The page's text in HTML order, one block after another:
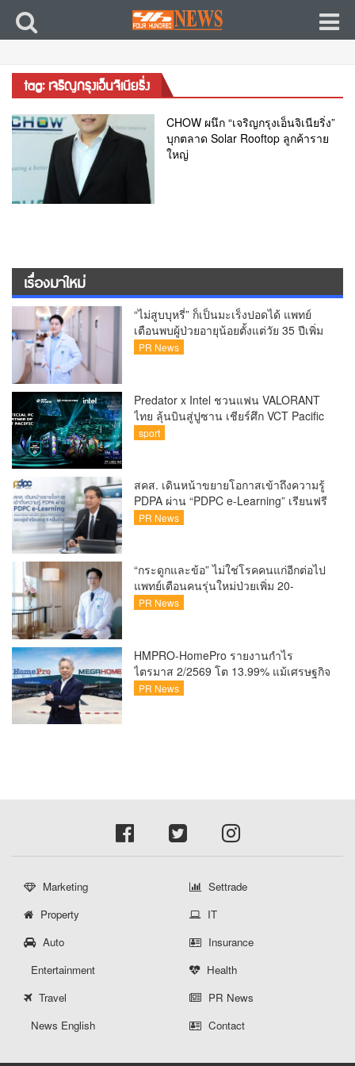
tag: เจริญกรุงเอ็นจิเนียริ่ง
CHOW ผนึก “เจริญกรุงเอ็นจิเนียริ่ง”
บุกตลาด Solar Rooftop ลูกค้าราย
ใหญ่
เรื่องมาใหม่
“ไม่สูบบุหรี่” ก็เป็นมะเร็งปอดได้ แพทย์
เตือนพบผู้ป่วยอายุน้อยตั้งแต่วัย 35 ปีเพิ่ม
ขึ้นคนไทยกว่า 70% รู้ตัวเมื่อโรคลุกลาม
PR News
Predator x Intel ชวนแฟน VALORANT
ไทย ลุ้นบินสู่ปูซาน เชียร์ศึก VCT Pacific
Finals Busan ประเทศเกาหลีใต้ Predator
สุดพิเศษตลอดทัวร์นาเมนต์
sport
สคส. เดินหน้าขยายโอกาสเข้าถึงความรู้
PDPA ผ่าน “PDPC e-Learning” เรียนฟรี
ทุกที่ ทุกเวลา พร้อมประกาศนียบัตร ต่อย
แล้ว
PR News
“กระดูกและข้อ” ไม่ใช่โรคคนแก่อีกต่อไป
แพทย์เตือนคนรุ่นใหม่ป่วยเพิ่ม 20-
30% เสี่ยง ‘ข้อเข่าเสื่อมก่อนวัย’ จาก
PR News
HMPRO-HomePro รายงานกำไร
ไตรมาส 2/2569 โต 13.99% แม้เศรษฐกิจ
ผันผวนเดินหน้าขยายสาขา เสริมพอร์ต
PR News
Marketing
Settrade
Property
IT
Auto
Insurance
Entertainment
Health
Travel
PR News
News English
Contact